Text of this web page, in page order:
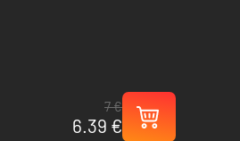
7 €
6.39 €